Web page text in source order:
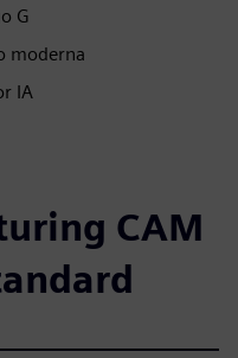
G
moderna
IA
CAM